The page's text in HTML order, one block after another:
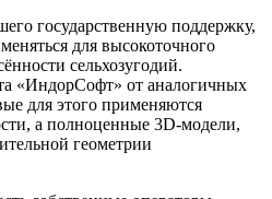
государственную поддержку,
для высокоточного
сельхозугодий.
«ИндорСофт» от аналогичных
для этого применяются
а полноценные 3D-модели,
геометрии